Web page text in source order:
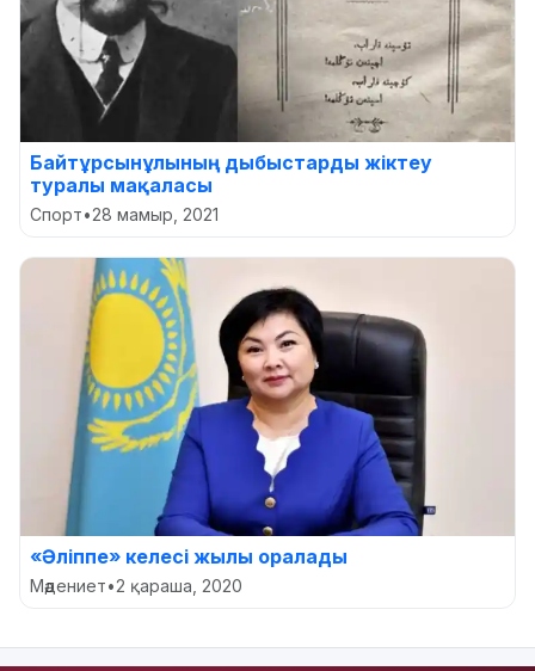
Байтұрсынұлының дыбыстарды жіктеу
туралы мақаласы
Спорт•28 мамыр, 2021
«Әліппе» келесі жылы оралады
Мәдениет•2 қараша, 2020